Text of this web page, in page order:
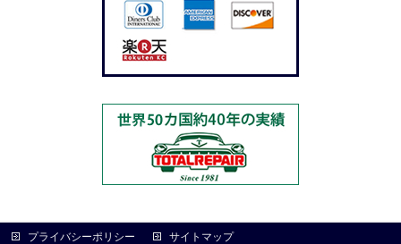
プライバシーポリシー サイトマップ